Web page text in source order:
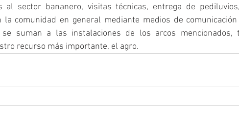
al sector bananero, visitas técnicas, entrega de
la comunidad en general mediante medios de
suman a las instalaciones de los arcos mencionados,
recurso más importante, el agro.